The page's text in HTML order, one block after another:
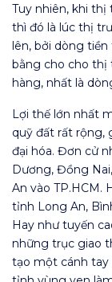
Tuy nhiên, khi thị
thì đó là lúc thị
lên, bởi dòng tiền
bằng cho cho thị
hàng, nhất là
Lợi thế lớn nhất
quỹ đất rất rộng,
đại hóa. Đơn cử
Dương, Đồng
An vào TP.HCM.
tỉnh Long An,
Hay như tuyến
những trục giao
tạo một cánh tay